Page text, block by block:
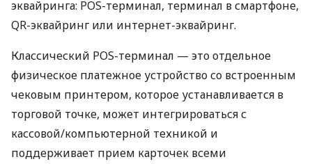
эквайринга: POS-терминал, терминал в смартфоне,
QR-эквайринг или интернет-эквайринг.
Классический POS-терминал — это отдельное
физическое платежное устройство со встроенным
чековым принтером, которое устанавливается в
торговой точке, может интегрироваться с
кассовой/компьютерной техникой и
поддерживает прием карточек всеми